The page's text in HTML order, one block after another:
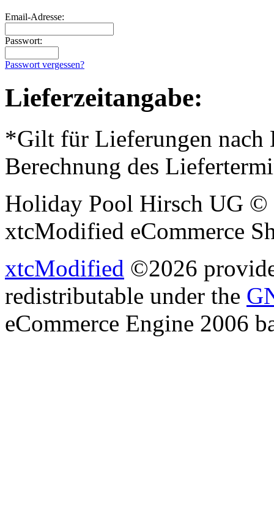
Email-Adresse:
Passwort:
Passwort vergessen?
Lieferzeitangabe:
*Gilt für Lieferungen nach
Berechnung des
Holiday Pool Hirsch UG ©
xtcModified eCommerce
xtcModified ©2026
redistributable under the
eCommerce Engine 2006